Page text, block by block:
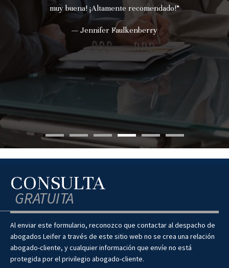
muy buena! ¡Altamente recomendado!”
— Jennifer Faulkenberry
CONSULTA
GRATUITA
Al enviar este formulario, reconozco que contactar al despacho de
abogados Leifer a través de este sitio web no se crea una relación
abogado-cliente, y cualquier información que envíe no está
protegida por el privilegio abogado-cliente.